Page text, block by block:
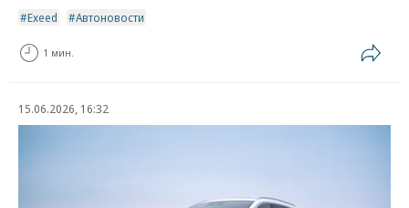
Exeed Автоновости
1 мин.
15.06.2026, 16:32